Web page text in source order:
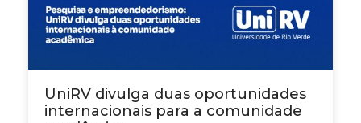
UniRV divulga duas oportunidades
internacionais para a comunidade